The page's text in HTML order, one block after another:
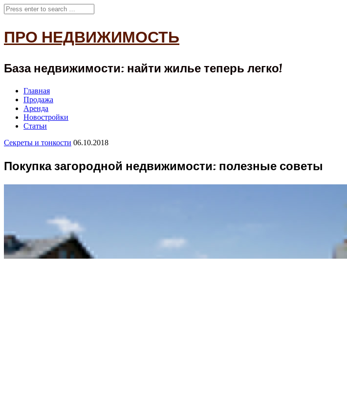
ПРО НЕДВИЖИМОСТЬ
База недвижимости: найти жилье теперь легко!
Главная
Продажа
Аренда
Новостройки
Статьи
Секреты и тонкости 06.10.2018
Покупка загородной недвижимости: полезные советы